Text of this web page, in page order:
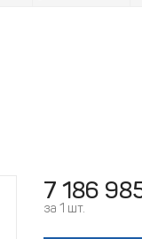
7 186
за 1 шт.